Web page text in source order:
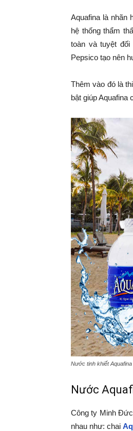
Aquafina là nhãn
hệ thống thẩm
toàn và tuyệt
Pepsico tạo nên
Thêm vào đó là
bật giúp
Nước tinh khiết
Nước
Công ty Minh
nhau như: chai